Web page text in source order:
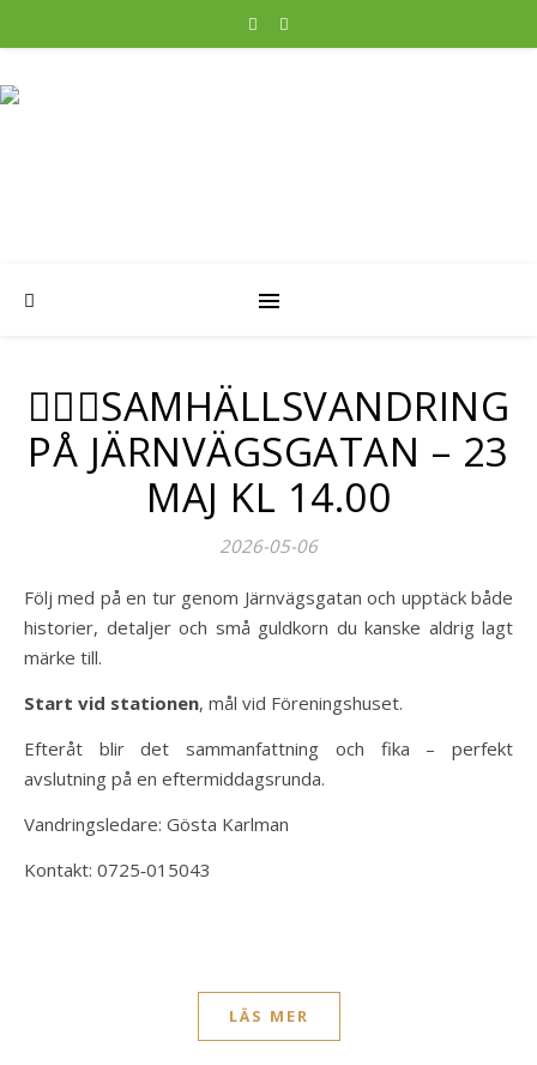
🚶‍♂️✨SAMHÄLLSVANDRING
PÅ JÄRNVÄGSGATAN – 23
MAJ KL 14.00
2026-05-06
Följ med på en tur genom Järnvägsgatan och upptäck både
historier, detaljer och små guldkorn du kanske aldrig lagt
märke till.
Start vid stationen, mål vid Föreningshuset.
Efteråt blir det sammanfattning och fika – perfekt
avslutning på en eftermiddagsrunda.
Vandringsledare: Gösta Karlman
Kontakt: 0725‑015043
LÄS MER